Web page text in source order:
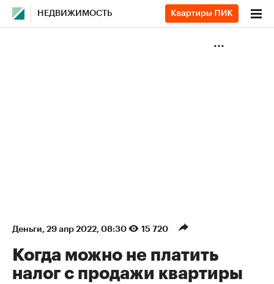
НЕДВИЖИМОСТЬ
Деньги⁠, 29 апр 2022, 08:30 15 720
Когда можно не платить
налог с продажи квартиры